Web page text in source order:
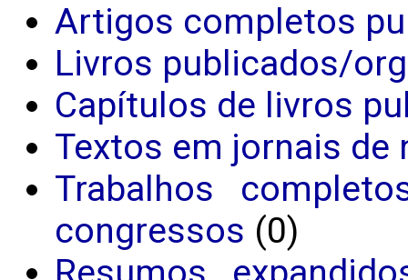
Artigos completos
Livros publicados/
Capítulos de livros
Textos em jornais
Trabalhos
congressos (0)